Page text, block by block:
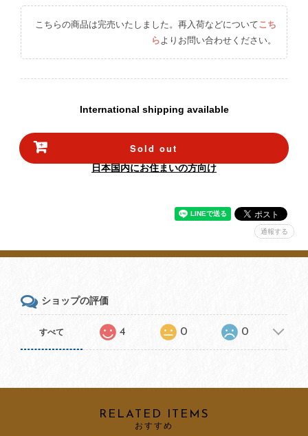
こちらの商品は完売いたしました。再入荷などについてこち
ら よりお問い合わせください。
International shipping available
Sold out
日本国内にお住まいの方向け
通報する
ショップの評価
すべて 4 0 0
RELATED ITEMS
おすすめ